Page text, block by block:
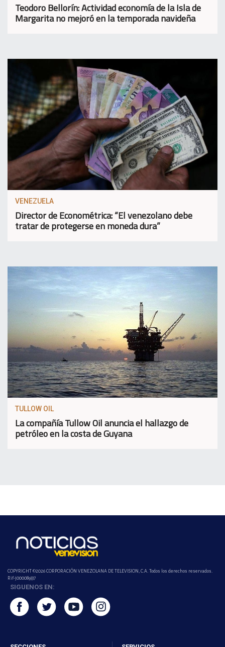
Teodoro Bellorín: Actividad economía de la Isla de
Margarita no mejoró en la temporada navideña
VENEZUELA
Director de Econométrica: “El venezolano debe
tratar de protegerse en moneda dura”
TULLOW OIL
La compañía Tullow Oil anuncia el hallazgo de
petróleo en la costa de Guyana
COPYRIGHT ©2026 CORPORACIÓN VENEZOLANA DE TELEVISION, C.A. Todos los derechos reservados.
Rif-j000089337
SIGUENOS EN: